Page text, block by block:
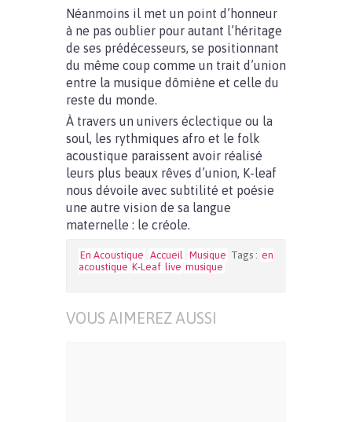
Néanmoins il met un point d’honneur
à ne pas oublier pour autant l’héritage
de ses prédécesseurs, se positionnant
du même coup comme un trait d’union
entre la musique dômiène et celle du
reste du monde.
À travers un univers éclectique ou la
soul, les rythmiques afro et le folk
acoustique paraissent avoir réalisé
leurs plus beaux rêves d’union, K-leaf
nous dévoile avec subtilité et poésie
une autre vision de sa langue
maternelle : le créole.
En Acoustique Accueil Musique Tags : en
acoustique K-Leaf live musique
VOUS AIMEREZ AUSSI